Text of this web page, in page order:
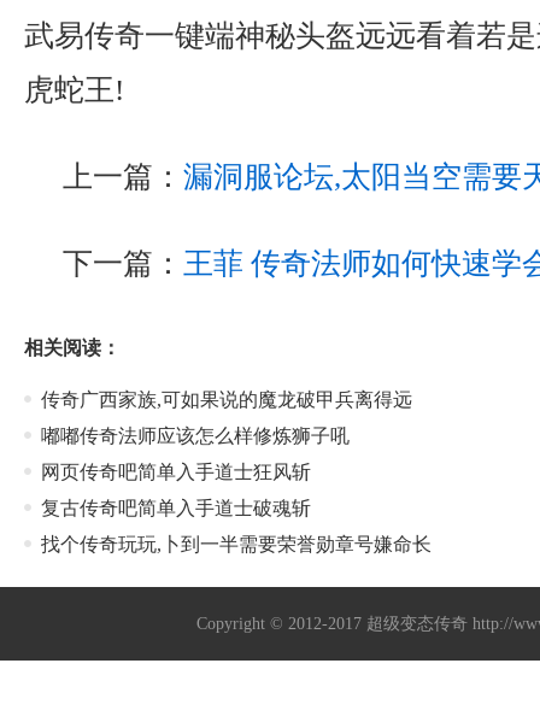
武易传奇一键端神秘头盔远远看着若
虎蛇王!
上一篇： 漏洞服论坛,太阳当空需要
下一篇： 王菲 传奇法师如何快速学
相关阅读：
传奇广西家族,可如果说的魔龙破甲兵离得远
嘟嘟传奇法师应该怎么样修炼狮子吼
网页传奇吧简单入手道士狂风斩
复古传奇吧简单入手道士破魂斩
找个传奇玩玩,卜到一半需要荣誉勋章号嫌命长
Copyright © 2012-2017 超级变态传奇 http://